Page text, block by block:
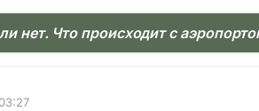
нет. Что происходит с